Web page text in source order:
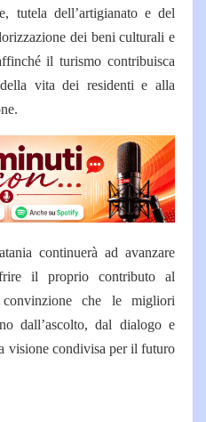
tutela dell’artigianato e del
dei beni culturali e
il turismo contribuisca
vita dei residenti e alla
continuerà ad avanzare
il proprio contributo al
che le migliori
dall’ascolto, dal dialogo e
visione condivisa per il futuro